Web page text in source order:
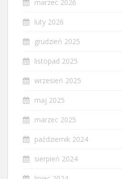
marzec 2026
luty 2026
grudzień 2025
listopad 2025
wrzesień 2025
maj 2025
marzec 2025
październik 2024
sierpień 2024